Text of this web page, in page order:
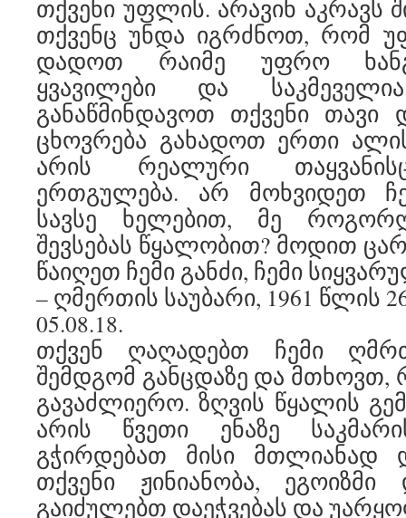
თქვენი უფლის. არავინ აკრავს
თქვენც უნდა იგრძნოთ, რომ
დადოთ რაიმე უფრო
ყვავილები და
განაწმინდავოთ თქვენი
ცხოვრება გახადოთ ერთი
არის რეალური
ერთგულება. არ მოხვიდეთ
სავსე ხელებით, მე
შევსებას წყალობით? მოდით
წაიღეთ ჩემი განძი, ჩემი
– ღმერთის საუბარი, 1961 წლის
05.08.18.
თქვენ ღაღადებთ ჩემი
შემდგომ განცდაზე და მთხოვთ,
გავაძლიერო. ზღვის წყალის
არის წვეთი ენაზე
გჭირდებათ მისი მთლიანად
თქვენი ჟინიანობა,
გაიძულებთ დაეჭვებას და